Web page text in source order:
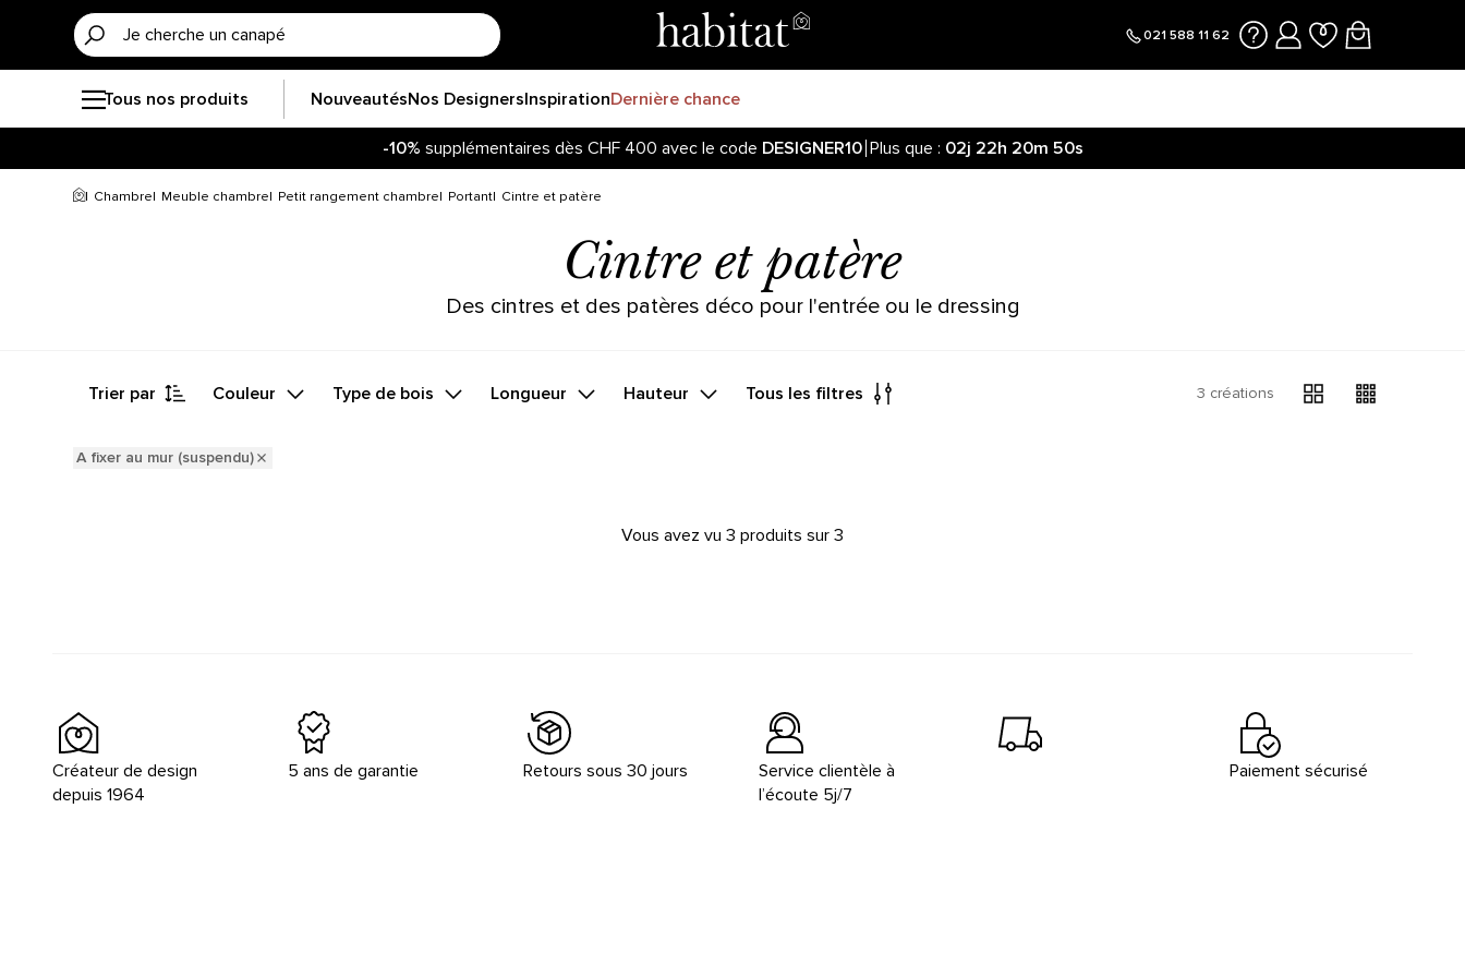
021 588 11 62
Tous nos produits NouveautésNos DesignersInspirationDernière chance
-10% supplémentaires dès CHF 400 avec le code DESIGNER10 Plus que : 02j 22h 20m 49s
Chambre Meuble chambre Petit rangement chambre Portant Cintre et patère
Cintre et patère
Des cintres et des patères déco pour l'entrée ou le dressing
Trier par Couleur Type de bois Longueur Hauteur Tous les filtres 3 créations
A fixer au mur (suspendu)
Vous avez vu 3 produits sur 3
Créateur de design
depuis 1964
5 ans de garantie Retours sous 30 jours
Service clientèle à
l’écoute 5j/7
Paiement sécurisé